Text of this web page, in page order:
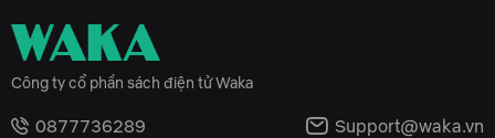
Công ty cổ phần sách điện tử Waka
0877736289 Support@waka.vn